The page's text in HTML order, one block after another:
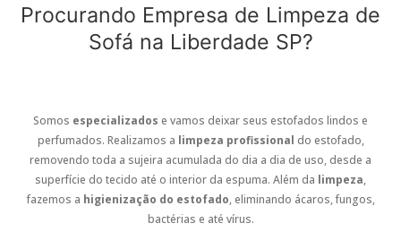
Procurando Empresa de Limpeza de
Sofá na Liberdade SP?
Somos especializados e vamos deixar seus estofados lindos e
perfumados. Realizamos a limpeza profissional do estofado,
removendo toda a sujeira acumulada do dia a dia de uso, desde a
superfície do tecido até o interior da espuma. Além da limpeza,
fazemos a higienização do estofado, eliminando ácaros, fungos,
bactérias e até vírus.